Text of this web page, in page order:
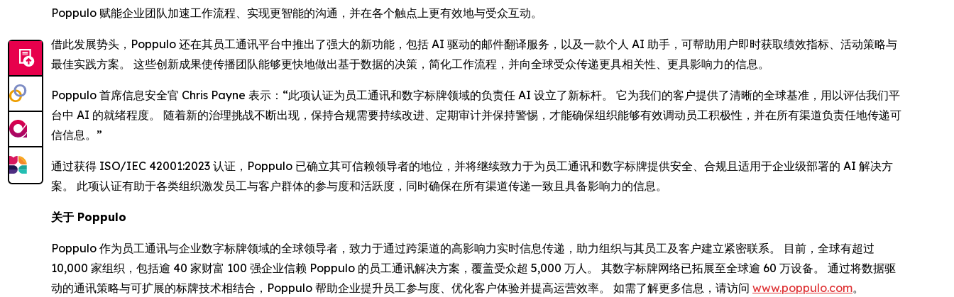
Poppulo 赋能企业团队加速工作流程、实现更智能的沟通，并在各个触点上更有效地与受众互动。
借此发展势头，Poppulo 还在其员工通讯平台中推出了强大的新功能，包括 AI 驱动的邮件翻译服务，以及一款个人 AI 助手，可帮助用户即时获取绩效指标、活动策略与
最佳实践方案。 这些创新成果使传播团队能够更快地做出基于数据的决策，简化工作流程，并向全球受众传递更具相关性、更具影响力的信息。
Poppulo 首席信息安全官 Chris Payne 表示：“此项认证为员工通讯和数字标牌领域的负责任 AI 设立了新标杆。 它为我们的客户提供了清晰的全球基准，用以评估我们平
台中 AI 的就绪程度。 随着新的治理挑战不断出现，保持合规需要持续改进、定期审计并保持警惕，才能确保组织能够有效调动员工积极性，并在所有渠道负责任地传递可
信信息。”
通过获得 ISO/IEC 42001:2023 认证，Poppulo 已确立其可信赖领导者的地位，并将继续致力于为员工通讯和数字标牌提供安全、合规且适用于企业级部署的 AI 解决方
案。 此项认证有助于各类组织激发员工与客户群体的参与度和活跃度，同时确保在所有渠道传递一致且具备影响力的信息。
关于 Poppulo
Poppulo 作为员工通讯与企业数字标牌领域的全球领导者，致力于通过跨渠道的高影响力实时信息传递，助力组织与其员工及客户建立紧密联系。 目前，全球有超过
10,000 家组织，包括逾 40 家财富 100 强企业信赖 Poppulo 的员工通讯解决方案，覆盖受众超 5,000 万人。 其数字标牌网络已拓展至全球逾 60 万设备。 通过将数据驱
动的通讯策略与可扩展的标牌技术相结合，Poppulo 帮助企业提升员工参与度、优化客户体验并提高运营效率。 如需了解更多信息，请访问 www.poppulo.com。